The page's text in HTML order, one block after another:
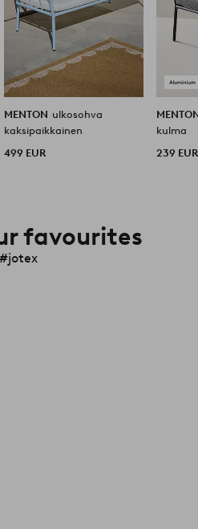
MENTON ulkosohva
kaksipaikkainen
499 EUR
kulma
239 EUR
favourites
#jotex